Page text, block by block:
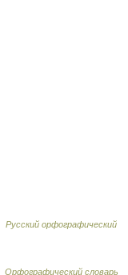
Русский орфографический
Орфографический словарь